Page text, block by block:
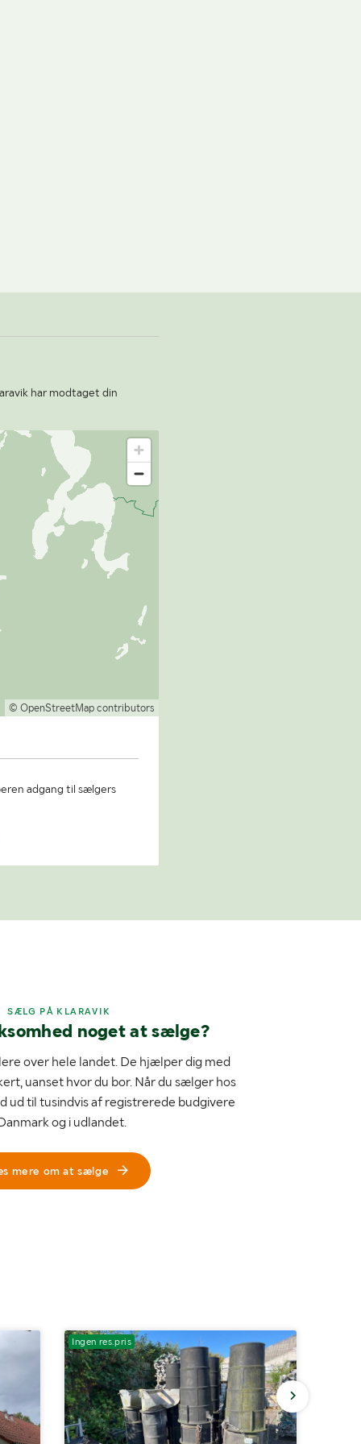
har modtaget din
© OpenStreetMap contributors
adgang til sælgers
SÆLG PÅ KLARAVIK
noget at sælge?
over hele landet. De hjælper dig med
uanset hvor du bor. Når du sælger hos
ud til tusindvis af registrerede budgivere
og i udlandet.
mere om at sælge
Ingen res.pris